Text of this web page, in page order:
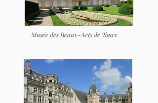
Musée des Beaux-Arts de Tours